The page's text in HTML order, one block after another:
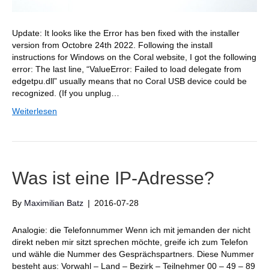
Update: It looks like the Error has ben fixed with the installer
version from Octobre 24th 2022. Following the install
instructions for Windows on the Coral website, I got the following
error: The last line, “ValueError: Failed to load delegate from
edgetpu.dll” usually means that no Coral USB device could be
recognized. (If you unplug…
Weiterlesen
Was ist eine IP-Adresse?
By Maximilian Batz | 2016-07-28
Analogie: die Telefonnummer Wenn ich mit jemanden der nicht
direkt neben mir sitzt sprechen möchte, greife ich zum Telefon
und wähle die Nummer des Gesprächspartners. Diese Nummer
besteht aus: Vorwahl – Land – Bezirk – Teilnehmer 00 – 49 – 89